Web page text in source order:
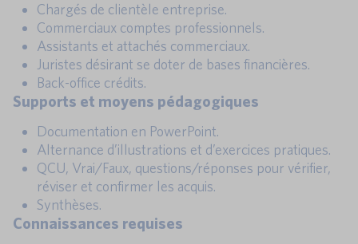
Chargés de clientèle entreprise.
Commerciaux comptes professionnels.
Assistants et attachés commerciaux.
Juristes désirant se doter de bases financières.
Back-office crédits.
Supports et moyens pédagogiques
Documentation en PowerPoint.
Alternance d’illustrations et d’exercices pratiques.
QCU, Vrai/Faux, questions/réponses pour vérifier,
réviser et confirmer les acquis.
Synthèses.
Connaissances requises